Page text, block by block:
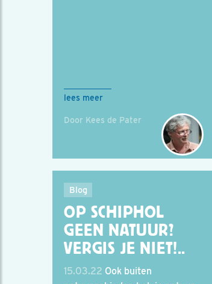
lees meer
Door Kees de Pater
Blog
OP SCHIPHOL
GEEN NATUUR?
VERGIS JE NIET!..
15.03.22 Ook buiten